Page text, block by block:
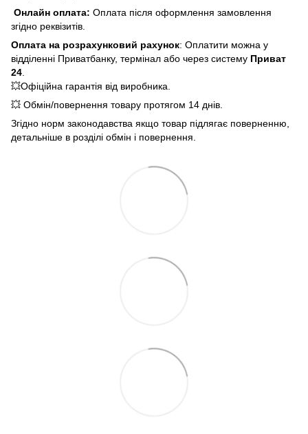
Онлайн оплата: Оплата після оформлення замовлення
згідно реквізитів.
Оплата на розрахунковий рахунок: Оплатити можна у
відділенні Приватбанку, термінал або через систему Приват
24
💥Офіційна гарантія від виробника.
💥 Обмін/повернення товару протягом 14 днів.
Згідно норм законодавства якщо товар підлягає поверненню,
детальніше в розділі обмін і повернення.